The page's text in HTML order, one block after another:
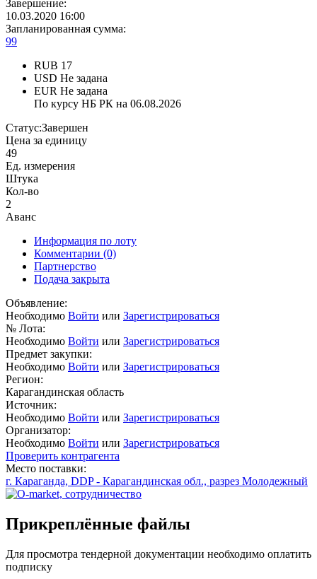
Завершение:
10.03.2020 16:00
Запланированная сумма:
99
RUB 17
USD Не задана
EUR Не задана
По курсу НБ РК на 06.08.2026
Статус:Завершен
Цена за единицу
49
Ед. измерения
Штука
Кол-во
2
Аванс
Информация по лоту
Комментарии (0)
Партнерство
Подача закрыта
Объявление:
Необходимо Войти или Зарегистрироваться
№ Лота:
Необходимо Войти или Зарегистрироваться
Предмет закупки:
Необходимо Войти или Зарегистрироваться
Регион:
Карагандинская область
Источник:
Необходимо Войти или Зарегистрироваться
Организатор:
Необходимо Войти или Зарегистрироваться
Проверить контрагента
Место поставки:
г. Караганда, DDP - Карагандинская обл., разрез Молодежный
Прикреплённые файлы
Для просмотра тендерной документации необходимо оплатить
подписку